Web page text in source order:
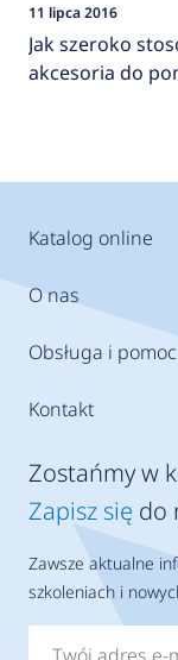
11 lipca 2016
Jak szeroko
akcesoria do
Katalog online
O nas
Obsługa i pomoc
Kontakt
Zostańmy w
Zapisz się do
Zawsze aktualne
szkoleniach i